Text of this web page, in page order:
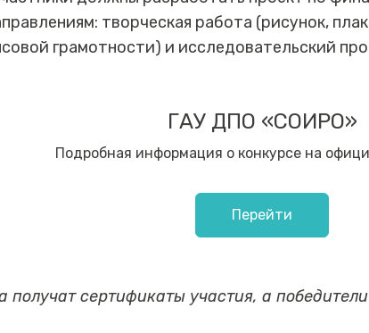
творческая работа (рисунок,
грамотности) и исследовательский
ГАУ ДПО «СОИРО»
Подробная информация о конкурсе на
Перейти
получат сертификаты участия, а